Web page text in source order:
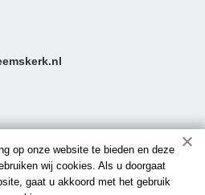
op onze website te bieden en deze
wij cookies. Als u doorgaat
gaat u akkoord met het gebruik